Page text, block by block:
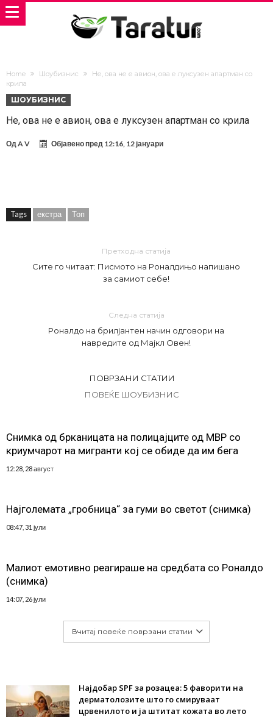
Home Шоубизнис
Не, ова не е авион, ова е луксузен апартман со
крила
ШОУБИЗНИС
Не, ова не е авион, ова е луксузен апартман со крила
ОдA V Објавено пред 12:16, 12 јануари
Tags екстра Топ
Претходна статија
Сите го читаат: Писмото на Роналдињо напишано
за самиот себе!
Следна статија
Роналдо на брилјантен начин одговори на
навредите од Мајкл Овен!
ПОВРЗАНИ СТАТИИ
ПОВЕЌЕ ШОУБИЗНИС
Снимка од брканицата на полицајците од МВР со
криумчарот на мигранти кој се обиде да им бега
12:28, 28 август
Најголемата „гробница“ за гуми во светот (снимка)
08:47, 31 јули
Малиот емотивно реагираше на средбата со Роналдо
(снимка)
14:07, 26 јули
Вчитај повеќе поврзани статии
Најдобар SPF за розацеа: 5 фаворити на
дерматолозите што го смируваат
црвенилото и ја штитат кожата во лето